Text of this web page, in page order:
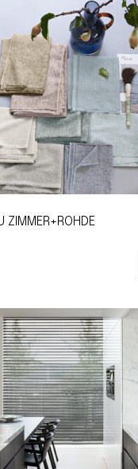
ZIMMER+ROHDE